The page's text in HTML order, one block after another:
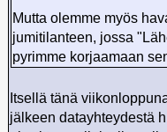
Mutta olemme myös
jumitilanteen, jossa
pyrimme korjaamaan
Itsellä tänä
jälkeen datayhteydestä